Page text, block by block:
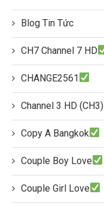
Blog Tin Tức
CH7 Channel 7 HD
CHANGE2561
Channel 3 HD (CH3)
Copy A Bangkok
Couple Boy Love
Couple Girl Love